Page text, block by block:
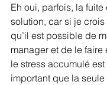
Eh oui, parfois, la
solution, car si je
qu’il est possible de
manager et de le faire
le stress accumulé
important que la seule